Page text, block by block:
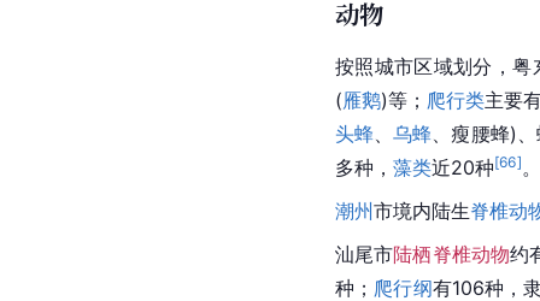
动物
按照城市区域划分，粤
(雁鹅)等； 爬行类主要
头蜂 、乌蜂 、瘦腰蜂)、
多种， 藻类近20种[66]
潮州市境内陆生脊椎动
汕尾市陆栖脊椎动物约
种； 爬行纲有106种，